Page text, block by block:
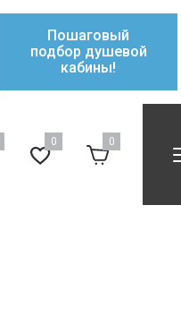
Пошаговый
подбор душевой
кабины!
0 0